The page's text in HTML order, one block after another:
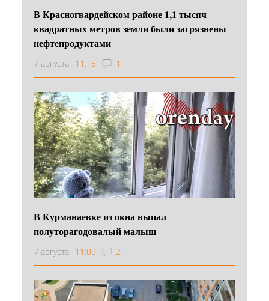
В Красногвардейском районе 1,1 тысяч
квадратных метров земли были загрязнены
нефтепродуктами
7 августа 11:15 1
В Курманаевке из окна выпал
полуторагодовалый малыш
7 августа 11:09 2